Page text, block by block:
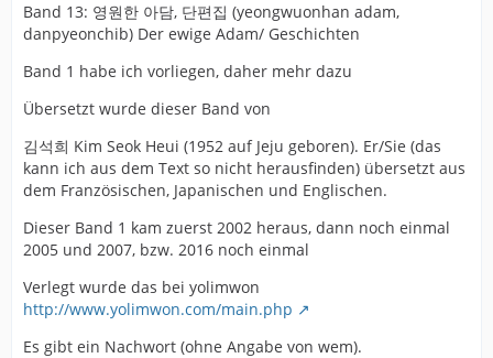
Band 13: 영원한 아담, 단편집 (yeongwuonhan adam,
danpyeonchib) Der ewige Adam/ Geschichten
Band 1 habe ich vorliegen, daher mehr dazu
Übersetzt wurde dieser Band von
김석희 Kim Seok Heui (1952 auf Jeju geboren). Er/Sie (das
kann ich aus dem Text so nicht herausfinden) übersetzt aus
dem Französischen, Japanischen und Englischen.
Dieser Band 1 kam zuerst 2002 heraus, dann noch einmal
2005 und 2007, bzw. 2016 noch einmal
Verlegt wurde das bei yolimwon
http://www.yolimwon.com/main.php
Es gibt ein Nachwort (ohne Angabe von wem).